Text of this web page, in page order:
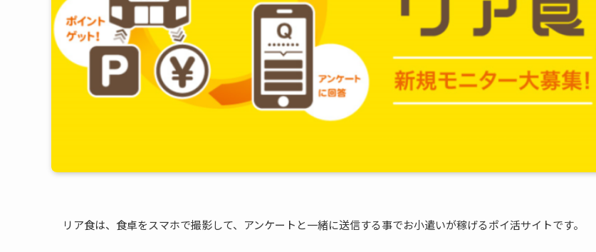
リア食は、食卓をスマホで撮影して、アンケートと一緒に送信する事でお小遣いが稼げるポイ活サイトです。